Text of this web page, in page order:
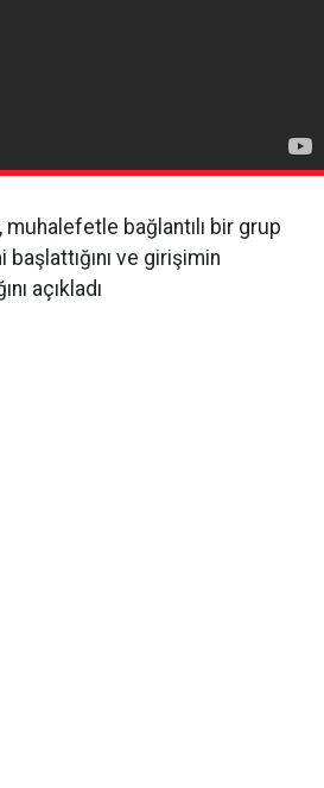
bağlantılı bir grup
ve girişimin
açıkladı